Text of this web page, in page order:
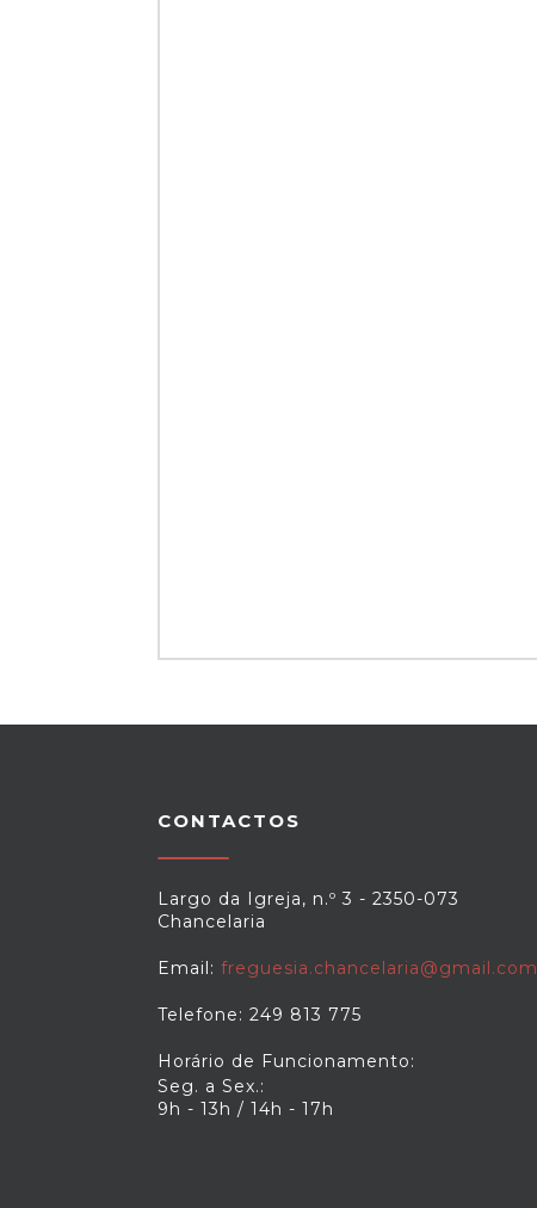
CONTACTOS
Largo da Igreja, n.º 3 - 2350-073
Chancelaria
Email: freguesia.chancelaria@gmail.com
Telefone: 249 813 775
Horário de Funcionamento:
Seg. a Sex.:
9h - 13h / 14h - 17h